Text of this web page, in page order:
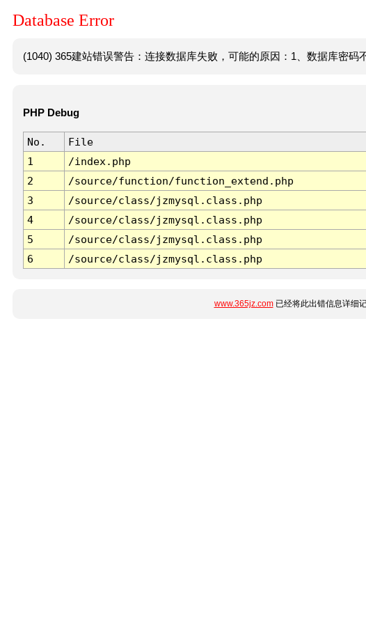
Database Error
(1040) 365建站错误警告：连接数据库失败，可能的原因：1、数据库密码
PHP Debug
No. File
1
/index.php
2
/source/function/function_extend.php
3
/source/class/jzmysql.class.php
4
/source/class/jzmysql.class.php
5
/source/class/jzmysql.class.php
6
/source/class/jzmysql.class.php
www.365jz.com已经将此出错信息详细